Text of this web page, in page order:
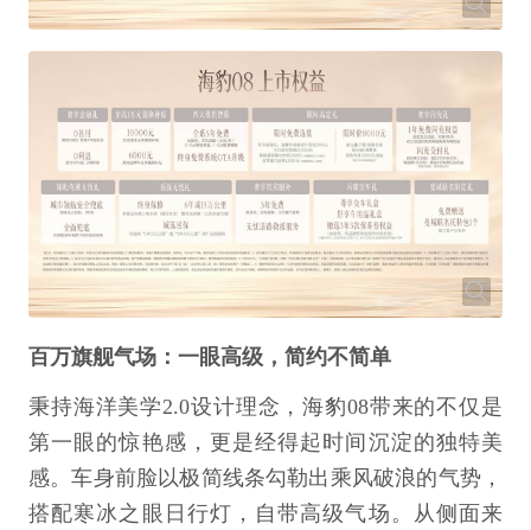
百万旗舰气场：一眼高级，简约不简单
秉持海洋美学2.0设计理念，海豹08带来的不仅是
第一眼的惊艳感，更是经得起时间沉淀的独特美
感。车身前脸以极简线条勾勒出乘风破浪的气势，
搭配寒冰之眼日行灯，自带高级气场。从侧面来